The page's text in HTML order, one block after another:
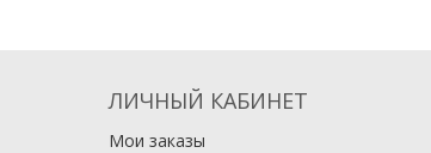
ЛИЧНЫЙ КАБИНЕТ
Мои заказы